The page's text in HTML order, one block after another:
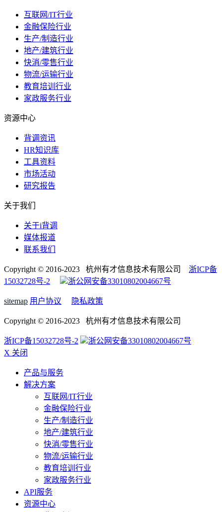
互联网/IT行业
金融保险行业
生产/制造行业
地产/建筑行业
快消/零售行业
物流/运输行业
教育培训行业
家政服务行业
资源中心
背调资讯
HR知识库
工具资料
市场活动
研究报告
关于我们
关于i背调
媒体报道
联系我们
Copyright © 2016-2023 杭州有才信息技术有限公司 浙ICP备
15032728号-2
浙公网安备33010802004667号
sitemap 用户协议 隐私政策
Copyright © 2016-2023 杭州有才信息技术有限公司
浙ICP备15032728号-2
浙公网安备33010802004667号
X 关闭
产品与服务
解决方案
互联网/IT行业
金融保险行业
生产/制造行业
地产/建筑行业
快消/零售行业
物流/运输行业
教育培训行业
家政服务行业
API服务
资源中心